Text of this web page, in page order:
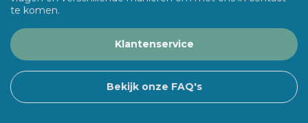
te komen.
Klantenservice
Bekijk onze FAQ's